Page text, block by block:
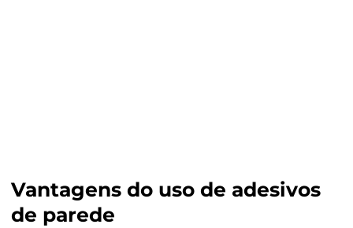
Vantagens do uso de adesivos
de parede